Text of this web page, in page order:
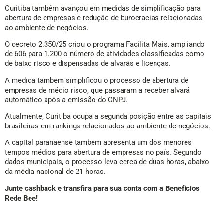
Curitiba também avançou em medidas de simplificação para
abertura de empresas e redução de burocracias relacionadas
ao ambiente de negócios.
O decreto 2.350/25 criou o programa Facilita Mais, ampliando
de 606 para 1.200 o número de atividades classificadas como
de baixo risco e dispensadas de alvarás e licenças.
A medida também simplificou o processo de abertura de
empresas de médio risco, que passaram a receber alvará
automático após a emissão do CNPJ.
Atualmente, Curitiba ocupa a segunda posição entre as capitais
brasileiras em rankings relacionados ao ambiente de negócios.
A capital paranaense também apresenta um dos menores
tempos médios para abertura de empresas no país. Segundo
dados municipais, o processo leva cerca de duas horas, abaixo
da média nacional de 21 horas.
Junte cashback e transfira para sua conta com a Benefícios
Rede Bee!